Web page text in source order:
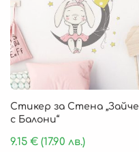
Стикер за Стена „Зайче
с Балони“
9.15 € (17.90 лв.)